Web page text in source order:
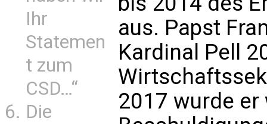
Ihr
Statemen
t zum
CSD…“
Die
aus. Papst
Kardinal Pell
2017 wurde er